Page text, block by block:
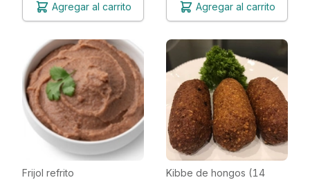
Agregar al carrito Agregar al carrito
Frijol refrito
Kibbe de hongos (14